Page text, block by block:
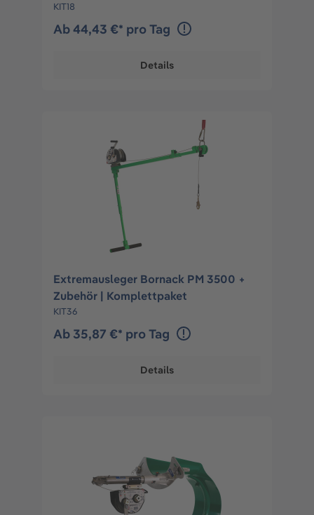
KIT18
Ab 44,43 €* pro Tag
Details
Extremausleger Bornack PM 3500 +
Zubehör | Komplettpaket
KIT36
Ab 35,87 €* pro Tag
Details